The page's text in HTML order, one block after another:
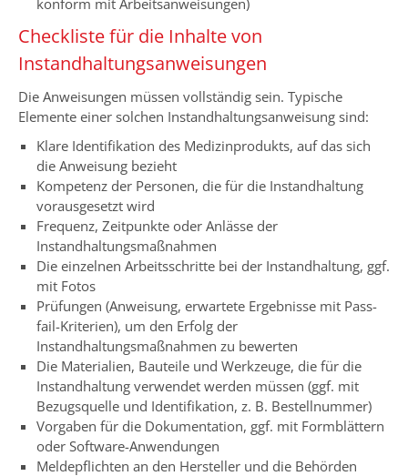
Checkliste für die Inhalte von
Instandhaltungsanweisungen
Die Anweisungen müssen vollständig sein. Typische
Elemente einer solchen Instandhaltungsanweisung sind:
Klare Identifikation des Medizinprodukts, auf das sich
die Anweisung bezieht
Kompetenz der Personen, die für die Instandhaltung
vorausgesetzt wird
Frequenz, Zeitpunkte oder Anlässe der
Instandhaltungsmaßnahmen
Die einzelnen Arbeitsschritte bei der Instandhaltung, ggf.
mit Fotos
Prüfungen (Anweisung, erwartete Ergebnisse mit Pass-
fail-Kriterien), um den Erfolg der
Instandhaltungsmaßnahmen zu bewerten
Die Materialien, Bauteile und Werkzeuge, die für die
Instandhaltung verwendet werden müssen (ggf. mit
Bezugsquelle und Identifikation, z. B. Bestellnummer)
Vorgaben für die Dokumentation, ggf. mit Formblättern
oder Software-Anwendungen
Meldepflichten an den Hersteller und die Behörden